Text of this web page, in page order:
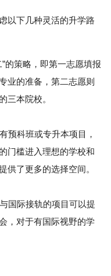
以下几种灵活的升学路
的策略，即第一志愿填报
业的准备，第二志愿则
三本院校。
科班或专升本项目，
门槛进入理想的学校和
供了更多的选择空间。
际接轨的项目可以提
，对于有国际视野的学